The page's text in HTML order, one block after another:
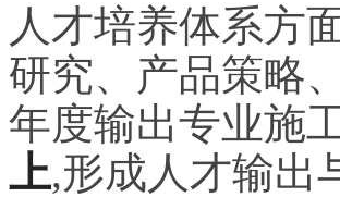
人才培养体系方
研究、产品策略
年度输出专业施
上,形成人才输出